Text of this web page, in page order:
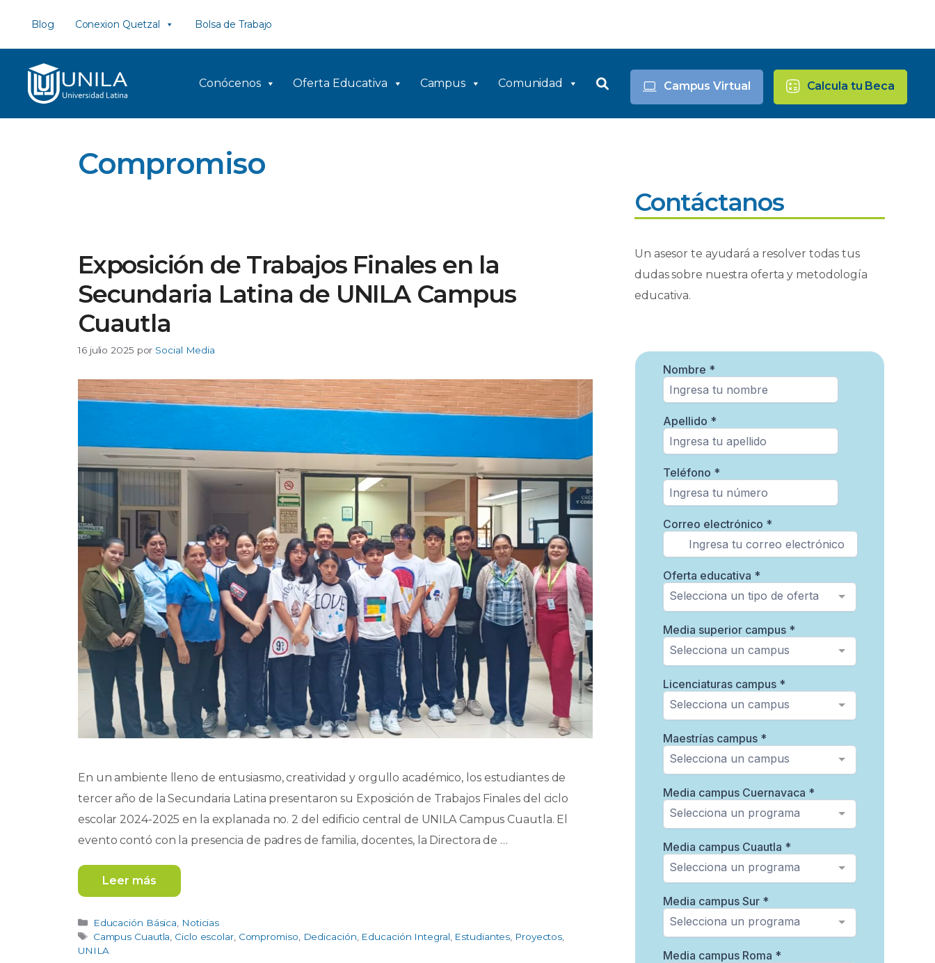
contenido
Blog Conexion Quetzal Bolsa de Trabajo
Conócenos Oferta Educativa Campus Comunidad Campus Virtual Calcula tu Beca
Compromiso
Exposición de Trabajos Finales en la
Secundaria Latina de UNILA Campus
Cuautla
16 julio 2025 por Social Media
En un ambiente lleno de entusiasmo, creatividad y orgullo académico, los estudiantes de
tercer año de la Secundaria Latina presentaron su Exposición de Trabajos Finales del ciclo
escolar 2024-2025 en la explanada no. 2 del edificio central de UNILA Campus Cuautla. El
evento contó con la presencia de padres de familia, docentes, la Directora de …
Leer más
Categorías
Educación Básica
Noticias
Etiquetas
Campus Cuautla Ciclo escolar, Compromiso Dedicación Educación Integral Estudiantes Proyectos
UNILA
Contáctanos
Un asesor te ayudará a resolver todas tus
dudas sobre nuestra oferta y metodología
educativa.